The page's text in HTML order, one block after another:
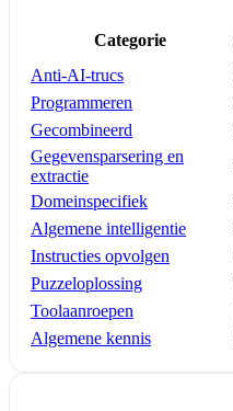
Categorie
Anti-AI-trucs
Programmeren
Gecombineerd
Gegevensparsering en
extractie
Domeinspecifiek
Algemene intelligentie
Instructies opvolgen
Puzzeloplossing
Toolaanroepen
Algemene kennis